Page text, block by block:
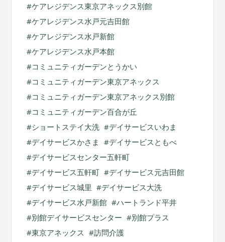
ケアレジデンス東京アネックス別館
ケアレジデンス水戸元吉田館
ケアレジデンス水戸新館
ケアレジデンス水戸本館
コミュニティガーデンとうかい
コミュニティガーデン東京アネックス
コミュニティガーデン東京アネックス別館
コミュニティガーデン百合が丘
ショートステイ大洗
デイサービスいわま
デイサービスかさま
デイサービスともべ
デイサービスセンター五軒町
デイサービス五軒町
デイサービス元吉田館
デイサービス城里
デイサービス大洗
デイサービス水戸新館
ハートランド平井
別館デイサービスセンター
別館プラス
東京アネックス
訪問介護